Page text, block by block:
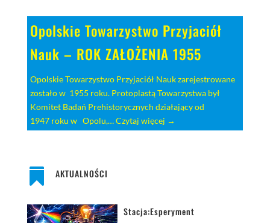
Opolskie Towarzystwo Przyjaciół
Nauk – ROK ZAŁOŻENIA 1955
Opolskie Towarzystwo Przyjaciół Nauk zarejestrowane
zostało w 1955 roku. Protoplastą Towarzystwa był
Komitet Badań Prehistorycznych działający od
1947 roku w Opolu,…Czytaj więcej →
 AKTUALNOŚCI
Stacja:Esperyment